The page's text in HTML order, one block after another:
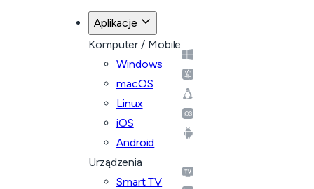
Aplikacje
Komputer / Mobile
Windows
macOS
Linux
iOS
Android
Urządzenia
Smart TV